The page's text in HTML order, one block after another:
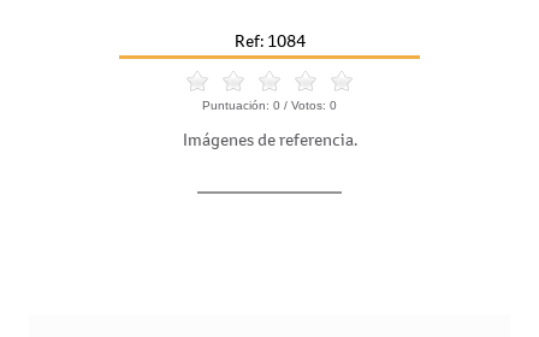
Ref: 1084
Puntuación: 0 / Votos: 0
Imágenes de referencia.